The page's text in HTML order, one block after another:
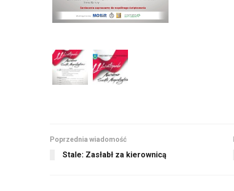
Poprzednia wiadomość
Stale: Zasłabł za kierownicą